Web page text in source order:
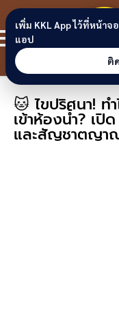
Skip to content
🐱 ไขปริศนา! ท
เข้าห้องน้ำ? เ
และสัญชาตญา
เพิ่ม KKL App ไว้ที่หน้าจ
แอป
ติ